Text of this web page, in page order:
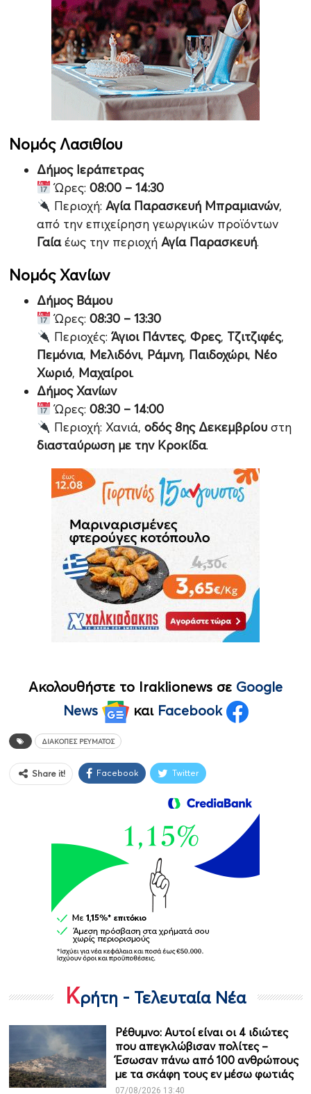
Νομός Λασιθίου
Δήμος Ιεράπετρας
Ώρες: 08:00 – 14:30
Περιοχή: Αγία Παρασκευή Μπραμιανών,
από την επιχείρηση γεωργικών προϊόντων
Γαίαέως την περιοχή Αγία Παρασκευή.
Νομός Χανίων
Δήμος Βάμου
Ώρες: 08:30 – 13:30
Περιοχές: Άγιοι Πάντες, Φρες, Τζιτζιφές,
Πεμόνια, Μελιδόνι, Ράμνη, Παιδοχώρι, Νέο
Χωριό, Μαχαίροι.
Δήμος Χανίων
Ώρες: 08:30 – 14:00
Περιοχή: Χανιά, οδός 8ης Δεκεμβρίου στη
διασταύρωση με την Κροκίδα.
Ακολουθήστε το Iraklionews σε Google
News
και Facebook
ΔΙΑΚΟΠΈΣ ΡΕΎΜΑΤΟΣ
Share it! Facebook Twitter
Κρήτη - Τελευταία Νέα
Ρέθυμνο: Αυτοί είναι οι 4 ιδιώτες
που απεγκλώβισαν πολίτες –
Έσωσαν πάνω από 100 ανθρώπους
με τα σκάφη τους εν μέσω φωτιάς
07/08/2026 13:40